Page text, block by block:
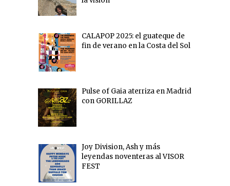
CALAPOP 2025: el guateque de
fin de verano en la Costa del Sol
Pulse of Gaia aterriza en Madrid
con GORILLAZ
Joy Division, Ash y más
leyendas noventeras al VISOR
FEST